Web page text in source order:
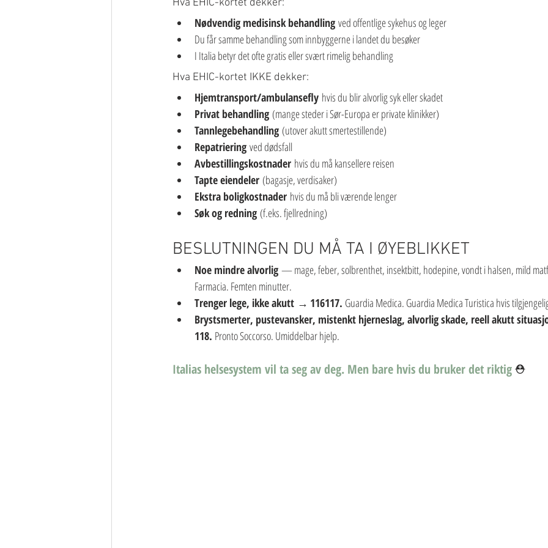
Hva EHIC-kortet dekker:
Nødvendig medisinsk behandling ved offentlige sykehus og leger
Du får samme behandling som innbyggerne i landet du besøker
I Italia betyr det ofte gratis eller svært rimelig behandling
Hva EHIC-kortet IKKE dekker:
Hjemtransport/ambulansefly hvis du blir alvorlig syk eller skadet
Privat behandling (mange steder i Sør-Europa er private klinikker)
Tannlegebehandling (utover akutt smertestillende)
Repatriering ved dødsfall
Avbestillingskostnader hvis du må kansellere reisen
Tapte eiendeler (bagasje, verdisaker)
Ekstra boligkostnader hvis du må bli værende lenger
Søk og redning (f.eks. fjellredning)
BESLUTNINGEN DU MÅ TA I ØYEBLIKKET
Noe mindre alvorlig — mage, feber, solbrenthet, insektbitt, hodepine, vondt i halsen, mild
Farmacia. Femten minutter.
Trenger lege, ikke akutt → 116117. Guardia Medica. Guardia Medica Turistica hvis
Brystsmerter, pustevansker, mistenkt hjerneslag, alvorlig skade, reell akutt
118. Pronto Soccorso. Umiddelbar hjelp.
Italias helsesystem vil ta seg av deg. Men bare hvis du bruker det riktig ⛑️